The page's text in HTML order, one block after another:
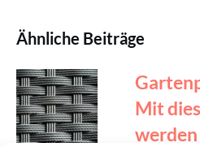
Ähnliche Beiträge
Mit